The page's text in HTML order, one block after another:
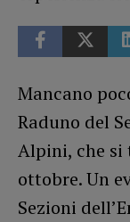
Mancano
Raduno del
Alpini, che si
ottobre. Un
Sezioni